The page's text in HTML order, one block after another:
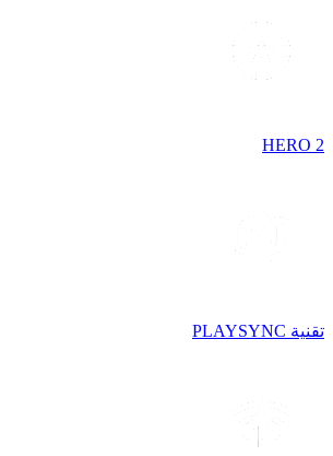
HERO 2
تقنية PLAYSYNC